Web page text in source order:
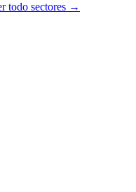
todo sectores →